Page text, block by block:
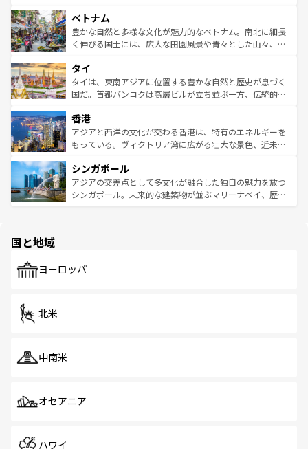
参照してほしい。
容にもいいと評判のスイーツなど、バラエティ豊かな料理
が味わえる。 なお、新着の台湾情報は コンテンツ一覧を参
照してほしい。
き、地方に足を延ばせば四季折々の自然美を楽しむことが
できる。そして、キムチや焼肉、絶品のストリートフード
まで、さまざまな韓国料理が待っている。夜には、韓国な
リティに包まれながら、韓国の多彩な魅力を心ゆくまで味
わってみてほしい。 なお、新着の韓国情報はコンテンツ一
覧を参照してほしい。
ベトナム
豊かな自然と多様な文化が魅力的なベトナム。南北に細長
く伸びる国土には、広大な田園風景や青々とした山々、世
急速な発展と共に伝統が息づく。ハノイの古い町並みやホ
ーチミン市のフランス統治時代の建物も、独特の雰囲気を
醸し出している。また、バラエティの豊かさとおいしさで
とつ。フォーやバインミー、ベトナムコーヒーなどは、ぜ
ひ現地で味わいたい。どの地域を訪れてもあたたかい人々
が旅行者を迎えてくれるので、きっと忘れられない旅にな
参照してほしい。
タイ
タイは、東南アジアに位置する豊かな自然と歴史が息づく
国だ。首都バンコクは高層ビルが立ち並ぶ一方、伝統的な
の活気が交差している。北部ではチェンマイなどの山岳地
帯で自然と触れ合い、南部ではプーケットやクラビの美し
いビーチでリゾート気分を楽しむことができる。タイ料理
激する。気候は一年中温暖で、どの季節にも異なる楽しみ
が待っている。親しみやすいタイの人々、仏教を中心とし
た文化、そして多様な観光資源が、訪れる旅人を魅了し続
香港
アジアと西洋の文化が交わる香港は、特有のエネルギーを
もっている。ヴィクトリア湾に広がる壮大な景色、近未来
み、どこを訪れても感動するはず。観光スポットが密集し
ており、効率よく見どころを回れるのも魅力。息をのむよ
うな絶景から文化的な体験まで、香港を存分に楽しみ尽く
シンガポール
アジアの交差点として多文化が融合した独自の魅力を放つ
シンガポール。未来的な建築物が並ぶマリーナベイ、歴史
で、ホーカーズは地元の風情を楽しめる外せないスポット
国と地域
ヨーロッパ
北米
中南米
オセアニア
ハワイ